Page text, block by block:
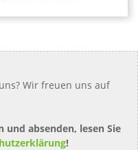
Wir freuen uns auf
und absenden, lesen Sie
!